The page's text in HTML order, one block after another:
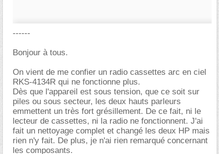
------
Bonjour à tous.
On vient de me confier un radio cassettes arc en ciel
RKS-4134R qui ne fonctionne plus.
Dès que l'appareil est sous tension, que ce soit sur
piles ou sous secteur, les deux hauts parleurs
emmettent un très fort grésillement. De ce fait, ni le
lecteur de cassettes, ni la radio ne fonctionnent. J'ai
fait un nettoyage complet et changé les deux HP mais
rien n'y fait. De plus, je n'ai rien remarqué concernant
les composants.